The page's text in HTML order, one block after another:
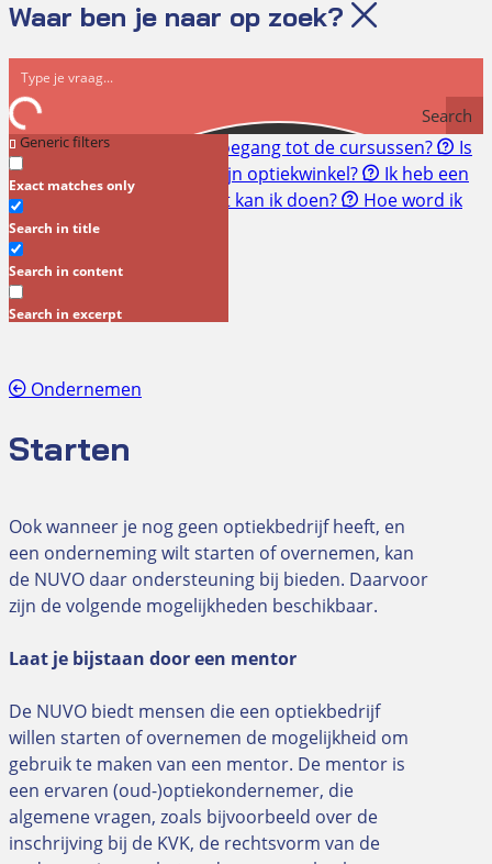
Waar ben je naar op zoek?
Search
Generic filters
Exact matches only
Search in title
Search in content
Search in excerpt
Snel naar: Hoe krijg ik toegang tot de cursussen?
Is
een RI&E verplicht voor mijn optiekwinkel?
Ik heb een
geschil met mijn klant. Wat kan ik doen?
Hoe word ik
lid?
Ondernemen
Ondernemen
Starten
Ook wanneer je nog geen optiekbedrijf heeft, en
een onderneming wilt starten of overnemen, kan
de NUVO daar ondersteuning bij bieden. Daarvoor
zijn de volgende mogelijkheden beschikbaar.
Laat je bijstaan door een mentor
De NUVO biedt mensen die een optiekbedrijf
willen starten of overnemen de mogelijkheid om
gebruik te maken van een mentor. De mentor is
een ervaren (oud-)optiekondernemer, die
algemene vragen, zoals bijvoorbeeld over de
inschrijving bij de KVK, de rechtsvorm van de